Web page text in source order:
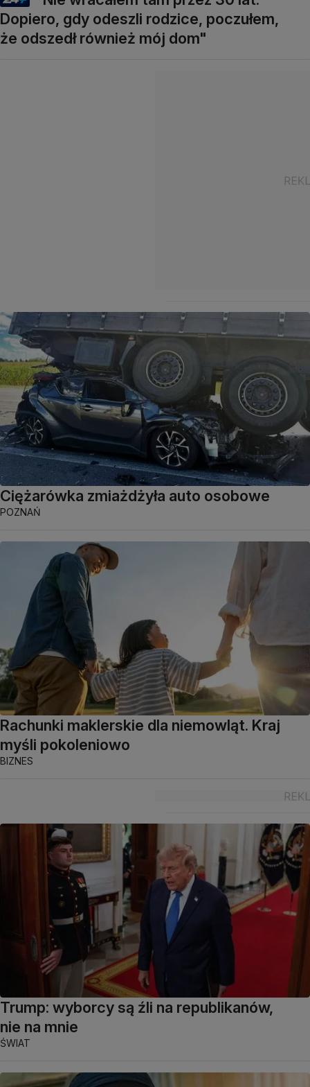
Dopiero, gdy odeszli rodzice, poczułem,
że odszedł również mój dom"
Ciężarówka zmiażdżyła auto osobowe
POZNAŃ
Rachunki maklerskie dla niemowląt. Kraj
myśli pokoleniowo
BIZNES
Trump: wyborcy są źli na republikanów,
nie na mnie
ŚWIAT